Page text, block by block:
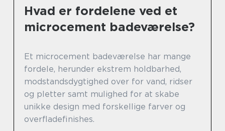
Hvad er fordelene ved et
microcement badeværelse?
Et microcement badeværelse har mange
fordele, herunder ekstrem holdbarhed,
modstandsdygtighed over for vand, ridser
og pletter samt mulighed for at skabe
unikke design med forskellige farver og
overfladefinishes.